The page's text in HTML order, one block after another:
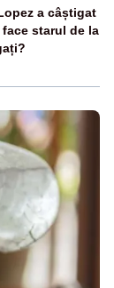
a câștigat
starul de la